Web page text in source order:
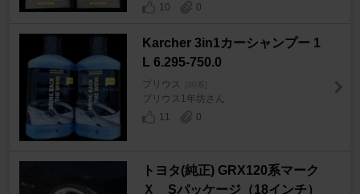
10
0
Karcher 3in1カーシャンプー 1
L 6.295-750.0
プリウス [30系]
プリウス1年坊さん
11
0
トヨタ(純正) GRX120系マーク
Ｘ Sパッケージ（18インチ）